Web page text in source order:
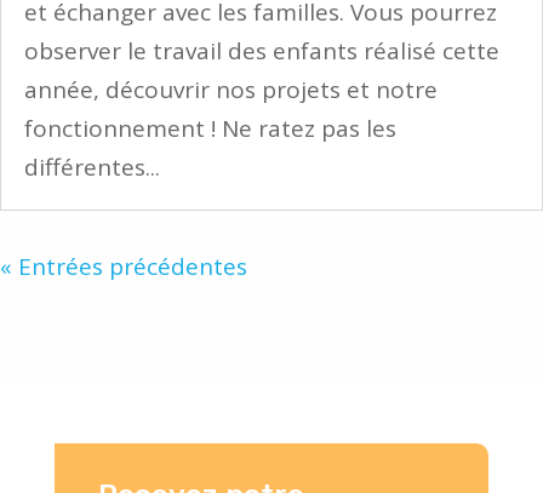
et échanger avec les familles. Vous pourrez
observer le travail des enfants réalisé cette
année, découvrir nos projets et notre
fonctionnement ! Ne ratez pas les
différentes...
« Entrées précédentes